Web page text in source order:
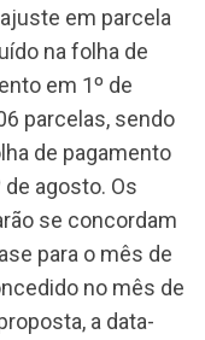
em parcela
na folha de
em 1º de
parcelas, sendo
de pagamento
agosto. Os
se concordam
para o mês de
no mês de
a data-